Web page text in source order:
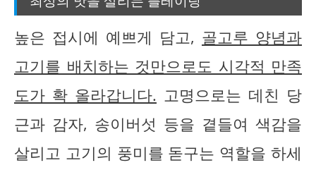
높은 접시에 예쁘게 담고, 골고루 양념과
고기를 배치하는 것만으로도 시각적 만족
도가 확 올라갑니다. 고명으로는 데친 당
근과 감자, 송이버섯 등을 곁들여 색감을
살리고 고기의 풍미를 돋구는 역할을 하세